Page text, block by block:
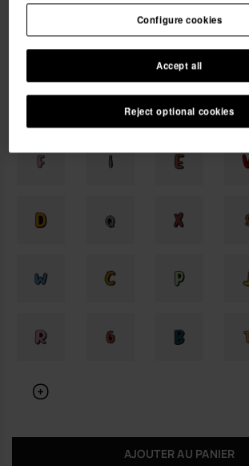
Havaianas Charms Top Alphabet
LIVRAISON OFFERTE sur toutes les
AJOUTER AU PANIER
Reject optional cookies
Accept all
Configure cookies